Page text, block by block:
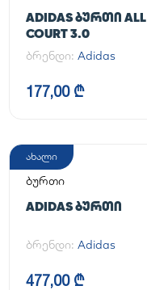
ADIDAS ᲑᲣᲠᲗᲘ ALL
COURT 3.0
ბრენდი: Adidas
177,00 ₾
ახალი
ბურთი
ADIDAS ᲑᲣᲠᲗᲘ
ბრენდი: Adidas
477,00 ₾